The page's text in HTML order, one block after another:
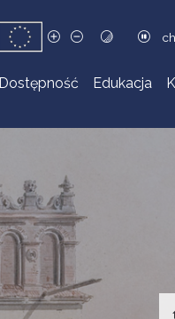
Dostępność Edukacja